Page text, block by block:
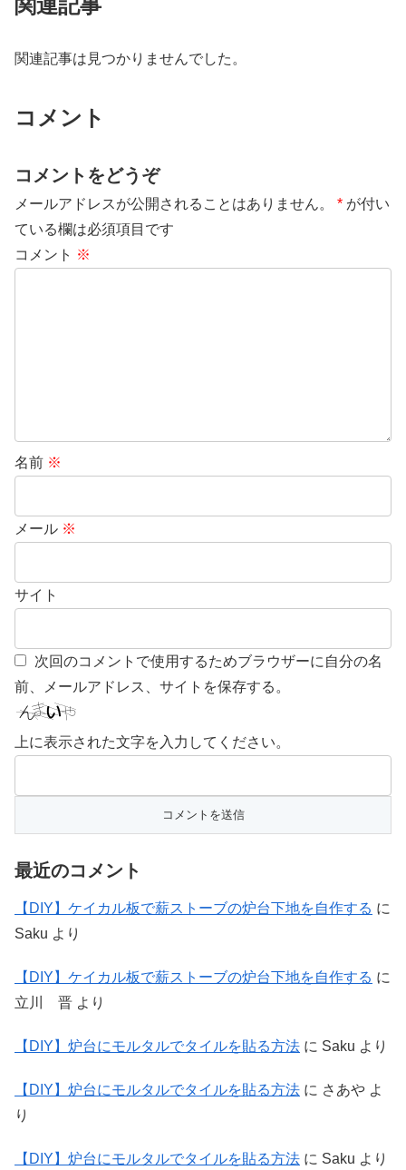
関連記事は見つかりませんでした。
コメント
コメントをどうぞ
メールアドレスが公開されることはありません。 * が付い
ている欄は必須項目です
コメント ※
名前 ※
メール ※
サイト
次回のコメントで使用するためブラウザーに自分の名
前、メールアドレス、サイトを保存する。
上に表示された文字を入力してください。
最近のコメント
【DIY】ケイカル板で薪ストーブの炉台下地を自作する に
Saku より
【DIY】ケイカル板で薪ストーブの炉台下地を自作する に
立川 晋 より
【DIY】炉台にモルタルでタイルを貼る方法 に Saku より
【DIY】炉台にモルタルでタイルを貼る方法 に さあや よ
り
【DIY】炉台にモルタルでタイルを貼る方法 に Saku より